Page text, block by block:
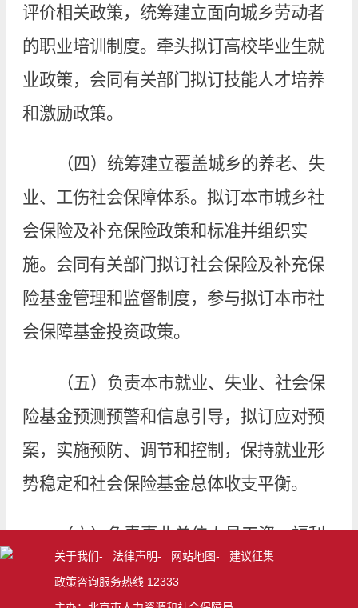
评价相关政策，统筹建立面向城乡劳动者
的职业培训制度。牵头拟订高校毕业生就
业政策，会同有关部门拟订技能人才培养
和激励政策。
（四）统筹建立覆盖城乡的养老、失
业、工伤社会保障体系。拟订本市城乡社
会保险及补充保险政策和标准并组织实
施。会同有关部门拟订社会保险及补充保
险基金管理和监督制度，参与拟订本市社
会保障基金投资政策。
（五）负责本市就业、失业、社会保
险基金预测预警和信息引导，拟订应对预
案，实施预防、调节和控制，保持就业形
势稳定和社会保险基金总体收支平衡。
（六）负责事业单位人员工资、福利
的综合管理和分配制度改革工作。拟订事
业单位人员工资、津贴、补贴、奖金、福
关于我们- 法律声明- 网站地图- 建议征集
政策咨询服务热线 12333